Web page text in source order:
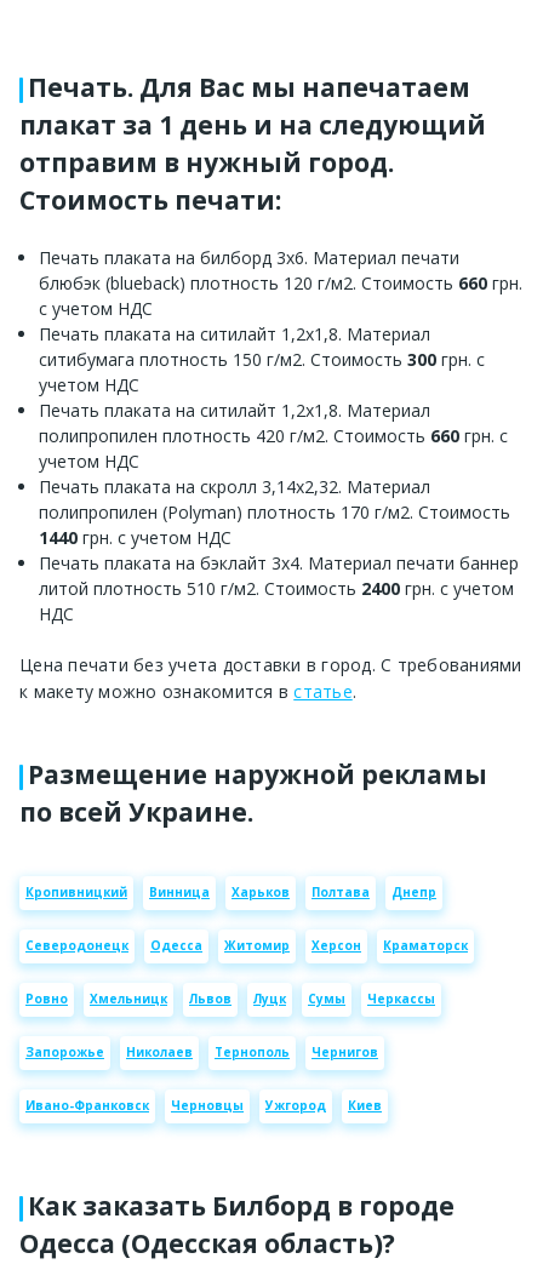
Печать. Для Вас мы напечатаем
плакат за 1 день и на следующий
отправим в нужный город.
Стоимость печати:
Печать плаката на билборд 3х6. Материал печати
блюбэк (blueback) плотность 120 г/м2. Стоимость 660 грн.
с учетом НДС
Печать плаката на ситилайт 1,2х1,8. Материал
ситибумага плотность 150 г/м2. Стоимость 300 грн. с
учетом НДС
Печать плаката на ситилайт 1,2х1,8. Материал
полипропилен плотность 420 г/м2. Стоимость 660 грн. с
учетом НДС
Печать плаката на скролл 3,14х2,32. Материал
полипропилен (Polyman) плотность 170 г/м2. Стоимость
1440 грн. с учетом НДС
Печать плаката на бэклайт 3х4. Материал печати баннер
литой плотность 510 г/м2. Стоимость 2400 грн. с учетом
НДС
Цена печати без учета доставки в город. С требованиями
к макету можно ознакомится встатье.
Размещение наружной рекламы
по всей Украине.
Кропивницкий Винница Харьков Полтава Днепр
Северодонецк Одесса Житомир Херсон Краматорск
Ровно Хмельницк Львов Луцк Сумы Черкассы
Запорожье Николаев Тернополь Чернигов
Ивано-Франковск Черновцы Ужгород Киев
Как заказать Билборд в городе
Одесса (Одесская область)?